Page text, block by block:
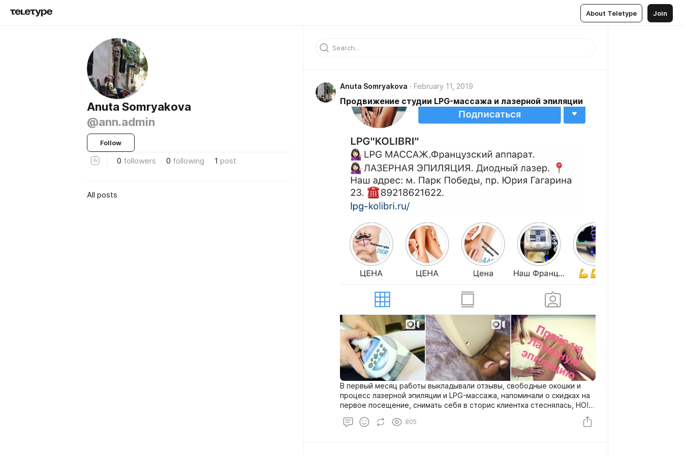
About Teletype Join
Anuta Somryakova
@ann.admin
Follow
0 followers 0 following 1 post
All posts
Anuta Somryakova February 11, 2019
Продвижение студии LPG-массажа и лазерной эпиляции
В первый месяц работы выкладывали отзывы, свободные окошки и
процесс лазерной эпиляции и LPG-массажа, напоминали о скидках на
первое посещение, снимать себя в сторис клиентка стеснялась, НО!
Как только выложили первые сторис где она рассказывает о студии,
получили хороший отклик от подписчиков. В дальнейшем регулярно
805